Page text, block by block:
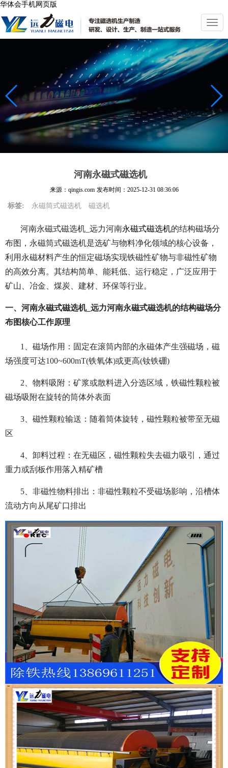
华体会手机网页版
切
换
导
航
河南永磁式磁选机
来源：qingis.com 发布时间： 2025-12-31 08:36:06
标签: 永磁筒式磁选机 磁选机
河南永磁式磁选机_远力河南永磁式磁选机的结构磁场分
布图，永磁筒式磁选机是选矿与物料净化领域的核心设备，
利用永磁材料产生的恒定磁场实现铁磁性矿物与非磁性矿物
的高效分离。其结构简单、能耗低、运行稳定，广泛应用于
矿山、冶金、煤炭、建材、环保等行业。
一、河南永磁式磁选机_远力河南永磁式磁选机的结构磁场分
布图核心工作原理
1、磁场作用：固定在滚筒内部的永磁体产生强磁场，磁
场强度可达100~600mT(铁氧体)或更高(钕铁硼)
2、物料吸附：矿浆或散料进入分选区域，铁磁性颗粒被
磁场吸附在旋转的筒体外表面
3、磁性颗粒输送：随着筒体旋转，磁性颗粒被带至无磁
区
4、卸料过程：在无磁区，磁性颗粒失去磁力吸引，通过
重力或刮板作用落入精矿槽
5、非磁性物料排出：非磁性颗粒不受磁场影响，沿槽体
流动方向从尾矿口排出